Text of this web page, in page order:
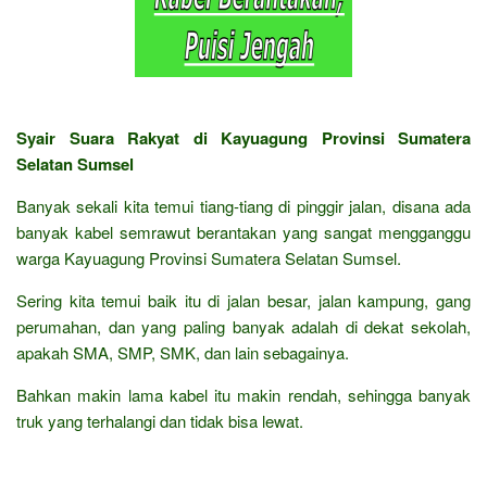
Syair Suara Rakyat di Kayuagung Provinsi Sumatera
Selatan Sumsel
Banyak sekali kita temui tiang-tiang di pinggir jalan, disana ada
banyak kabel semrawut berantakan yang sangat mengganggu
warga Kayuagung Provinsi Sumatera Selatan Sumsel.
Sering kita temui baik itu di jalan besar, jalan kampung, gang
perumahan, dan yang paling banyak adalah di dekat sekolah,
apakah SMA, SMP, SMK, dan lain sebagainya.
Bahkan makin lama kabel itu makin rendah, sehingga banyak
truk yang terhalangi dan tidak bisa lewat.